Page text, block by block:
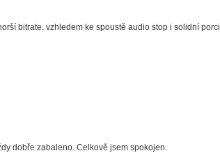
bitrate, vzhledem ke spoustě audio stop i solidní porci
dobře zabaleno. Celkově jsem spokojen.